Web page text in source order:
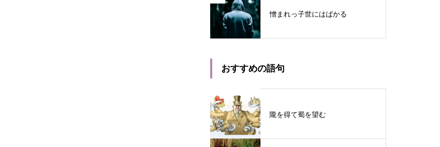
憎まれっ子世にはばかる
おすすめの語句
隴を得て蜀を望む